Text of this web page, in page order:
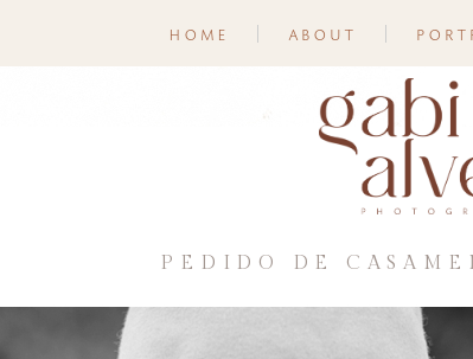
home about
PEDIDO DE